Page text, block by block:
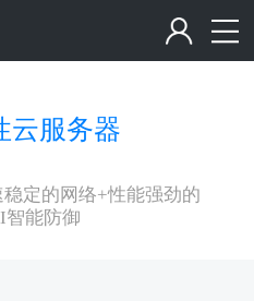
云服务器
定的网络+性能强劲的
智能防御